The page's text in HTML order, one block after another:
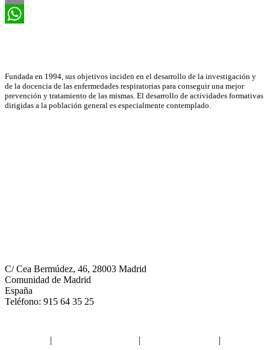
Email
Fundada en 1994, sus objetivos inciden en el desarrollo de la investigación y
de la docencia de las enfermedades respiratorias para conseguir una mejor
prevención y tratamiento de las mismas. El desarrollo de actividades formativas
dirigidas a la población general es especialmente contemplado.
C/ Cea Bermúdez, 46, 28003 Madrid
Comunidad de Madrid
España
Teléfono: 915 64 35 25
| | |